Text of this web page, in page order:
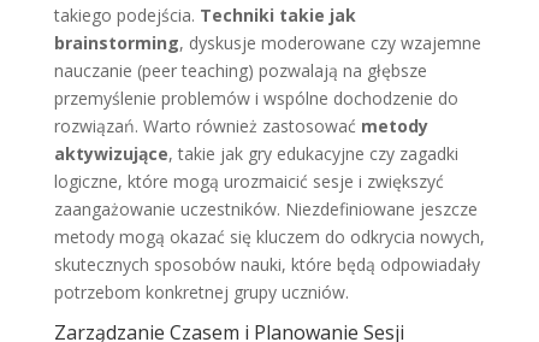
takiego podejścia. Techniki takie jak
brainstorming, dyskusje moderowane czy wzajemne
nauczanie (peer teaching) pozwalają na głębsze
przemyślenie problemów i wspólne dochodzenie do
rozwiązań. Warto również zastosować metody
aktywizujące, takie jak gry edukacyjne czy zagadki
logiczne, które mogą urozmaicić sesje i zwiększyć
zaangażowanie uczestników. Niezdefiniowane jeszcze
metody mogą okazać się kluczem do odkrycia nowych,
skutecznych sposobów nauki, które będą odpowiadały
potrzebom konkretnej grupy uczniów.
Zarządzanie Czasem i Planowanie Sesji